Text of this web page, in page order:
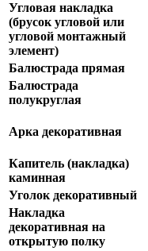
Угловая накладка
(брусок угловой или
угловой монтажный
элемент)
Балюстрада прямая
Балюстрада
полукруглая
Арка декоративная
Капитель (накладка)
каминная
Уголок декоративный
Накладка
декоративная на
открытую полку